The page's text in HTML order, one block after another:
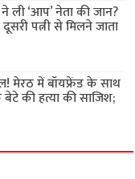
ली ‘आप’ नेता की जान?
पत्नी से मिलने जाता
मेरठ में बॉयफ्रेंड के साथ
की हत्या की साजिश;